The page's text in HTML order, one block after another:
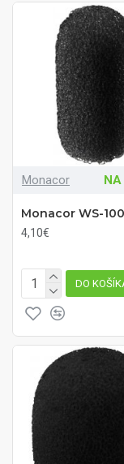
Monacor NA
Monacor WS-
4,10€
DO